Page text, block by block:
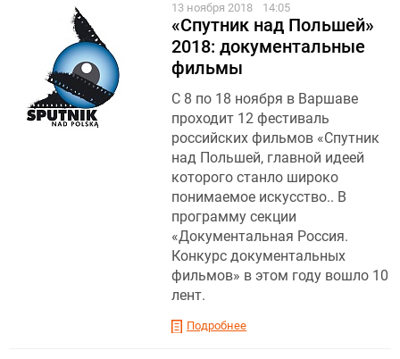
13 ноября 2018 14:05
«Спутник над Польшей»
2018: документальные
фильмы
С 8 по 18 ноября в Варшаве
проходит 12 фестиваль
российских фильмов «Спутник
над Польшей, главной идеей
которого станло широко
понимаемое искусство.. В
программу секции
«Документальная Россия.
Конкурс документальных
фильмов» в этом году вошло 10
лент.
Подробнее